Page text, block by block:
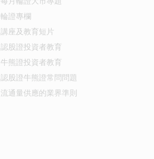
輪證專欄
講座及教育短片
認股證投資者教育
牛熊證投資者教育
認股證牛熊證常問問題
流通量供應的業界準則